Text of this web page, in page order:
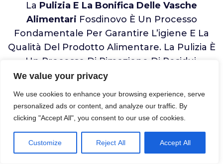
We value your privacy
We use cookies to enhance your browsing experience, serve
personalized ads or content, and analyze our traffic. By
clicking "Accept All", you consent to our use of cookies.
Customize Reject All Accept All
La Pulizia E La Bonifica Delle Vasche
Alimentari Fosdinovo È Un Processo
Fondamentale Per Garantire L’igiene E La
Qualità Del Prodotto Alimentare. La Pulizia È
Un Processo Di Rimozione Di Residui,
Sporcizia E Microbi Dalle Superfici Interne,
Mentre La Bonifica È Un Processo Di
Disinfezione Che Elimina I Microbi Presenti
Nella Vasca.
Per LaPulizia
, È Necessario Utilizzare